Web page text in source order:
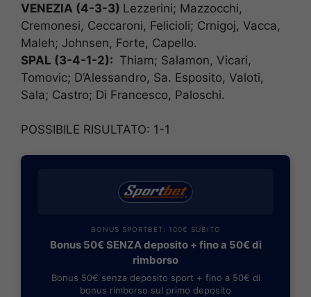
VENEZIA (4-3-3) Lezzerini; Mazzocchi,
Cremonesi, Ceccaroni, Felicioli; Crnigoj, Vacca,
Maleh; Johnsen, Forte, Capello.
SPAL (3-4-1-2): Thiam; Salamon, Vicari,
Tomovic; D’Alessandro, Sa. Esposito, Valoti,
Sala; Castro; Di Francesco, Paloschi.
POSSIBILE RISULTATO: 1-1
BONUS SPORTBET: 100€ SUBITO
Bonus 50€ SENZA deposito + fino a 50€ di
rimborso
Bonus 50€ senza deposito sport + fino a 50€ di
bonus rimborso sul primo deposito